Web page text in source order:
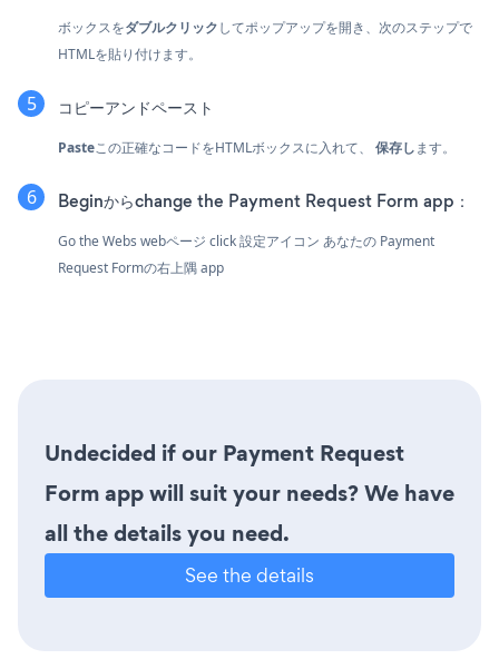
ボックスをダブルクリックしてポップアップを開き、次のステップで
HTMLを貼り付けます。
コピーアンドペースト
Pasteこの正確なコードをHTMLボックスに入れて、 保存します。
Beginからchange the Payment Request Form app：
Go the Webs webページ click 設定アイコン あなたの Payment
Request Formの右上隅 app
Undecided if our Payment Request
Form app will suit your needs? We have
all the details you need.
See the details